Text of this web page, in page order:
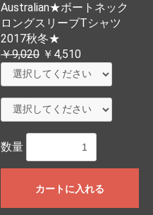
Australian★ボートネック
ロングスリーブTシャツ
2017秋冬★
￥9,020 ￥4,510
数量
カートに入れる